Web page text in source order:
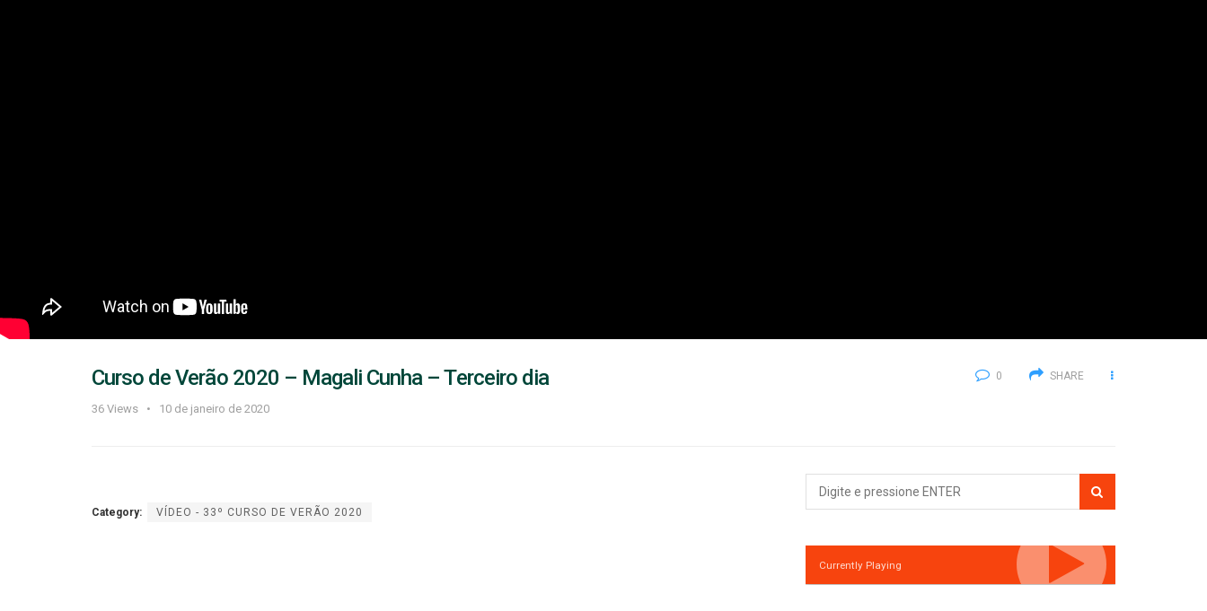
Curso de Verão 2020 – Magali Cunha – Terceiro dia
36 Views 10 de janeiro de 2020
0 SHARE
Category: VÍDEO - 33º CURSO DE VERÃO 2020
Currently Playing